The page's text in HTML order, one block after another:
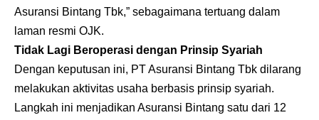
Asuransi Bintang Tbk,” sebagaimana tertuang dalam
laman resmi OJK.
Tidak Lagi Beroperasi dengan Prinsip Syariah
Dengan keputusan ini, PT Asuransi Bintang Tbk dilarang
melakukan aktivitas usaha berbasis prinsip syariah.
Langkah ini menjadikan Asuransi Bintang satu dari 12